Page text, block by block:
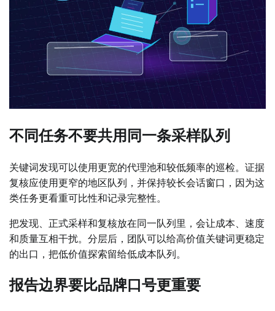
不同任务不要共用同一条采样队列
关键词发现可以使用更宽的代理池和较低频率的巡检。证据
复核应使用更窄的地区队列，并保持较长会话窗口，因为这
类任务更看重可比性和记录完整性。
把发现、正式采样和复核放在同一队列里，会让成本、速度
和质量互相干扰。分层后，团队可以给高价值关键词更稳定
的出口，把低价值探索留给低成本队列。
报告边界要比品牌口号更重要